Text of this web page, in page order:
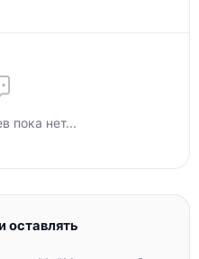
пока нет...
оставлять